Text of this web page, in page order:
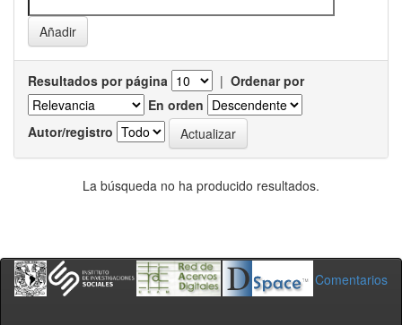
Resultados por página | Ordenar por
En orden
Autor/registro
La búsqueda no ha producido resultados.
Comentarios